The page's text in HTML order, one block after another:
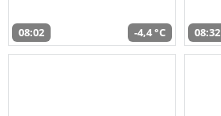
08:02 -4,4 °C 08:32